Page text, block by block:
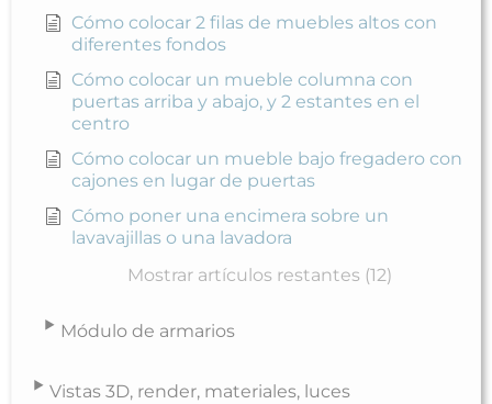
Cómo colocar 2 filas de muebles altos con
diferentes fondos
Cómo colocar un mueble columna con
puertas arriba y abajo, y 2 estantes en el
centro
Cómo colocar un mueble bajo fregadero con
cajones en lugar de puertas
Cómo poner una encimera sobre un
lavavajillas o una lavadora
Mostrar artículos restantes (12)
Módulo de armarios
Vistas 3D, render, materiales, luces